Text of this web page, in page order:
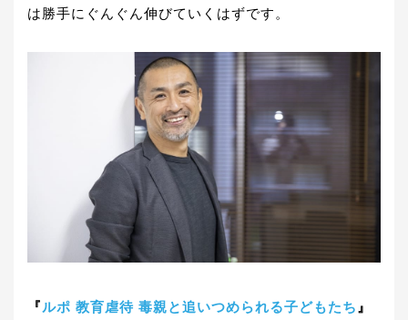
は勝手にぐんぐん伸びていくはずです。
『ルポ 教育虐待 毒親と追いつめられる子どもたち 』